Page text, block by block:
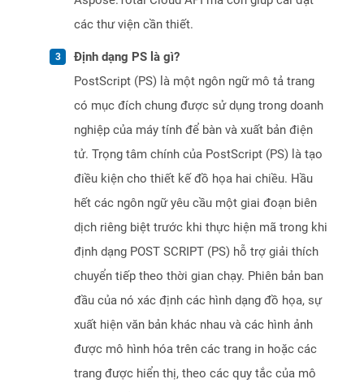
các thư viện cần thiết.
Định dạng PS là gì?
PostScript (PS) là một ngôn ngữ mô tả trang
có mục đích chung được sử dụng trong doanh
nghiệp của máy tính để bàn và xuất bản điện
tử. Trọng tâm chính của PostScript (PS) là tạo
điều kiện cho thiết kế đồ họa hai chiều. Hầu
hết các ngôn ngữ yêu cầu một giai đoạn biên
dịch riêng biệt trước khi thực hiện mã trong khi
định dạng POST SCRIPT (PS) hỗ trợ giải thích
chuyển tiếp theo thời gian chạy. Phiên bản ban
đầu của nó xác định các hình dạng đồ họa, sự
xuất hiện văn bản khác nhau và các hình ảnh
được mô hình hóa trên các trang in hoặc các
trang được hiển thị, theo các quy tắc của mô